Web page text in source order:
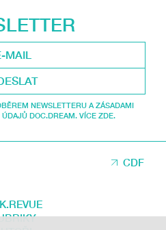
NEWSLETTERU A ZÁSADAMI
DOC.DREAM. VÍCE ZDE.
CDF